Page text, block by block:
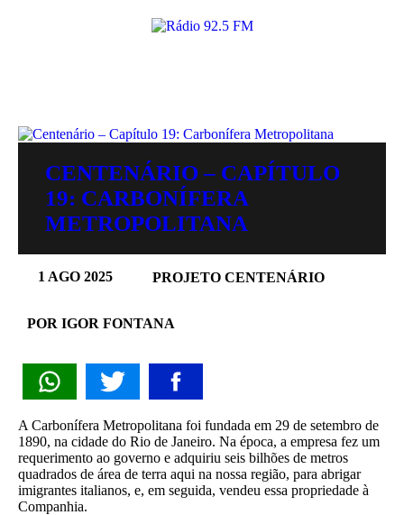
CENTENÁRIO – CAPÍTULO
19: CARBONÍFERA
METROPOLITANA
1 AGO 2025 PROJETO CENTENÁRIO
POR IGOR FONTANA
A Carbonífera Metropolitana foi fundada em 29 de setembro de
1890, na cidade do Rio de Janeiro. Na época, a empresa fez um
requerimento ao governo e adquiriu seis bilhões de metros
quadrados de área de terra aqui na nossa região, para abrigar
imigrantes italianos, e, em seguida, vendeu essa propriedade à
Companhia.